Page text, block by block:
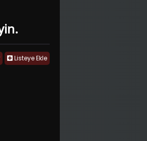
Listeye Ekle